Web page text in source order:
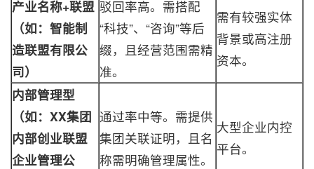
产业名称+联盟
（如：智能制
造联盟有限公
司）
驳回率高。需搭配
“科技”、“咨询”等后
缀，且经营范围需精
准。
需有较强实体
背景或高注册
资本。
内部管理型
（如：XX集团
内部创业联盟
企业管理公
通过率中等。需提供
集团关联证明，且名
称需明确管理属性。
大型企业内控
平台。